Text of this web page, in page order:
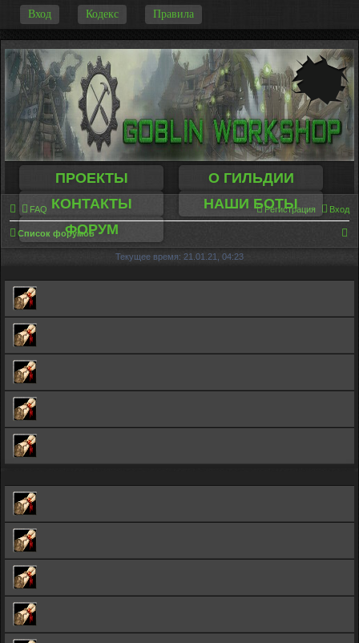
Вход Кодекс Правила
ПРОЕКТЫ
О ГИЛЬДИИ
КОНТАКТЫ
НАШИ БОТЫ
ФОРУМ
FAQ Вход
Регистрация
Список форумов
Текущее время: 21.01.21, 04:23